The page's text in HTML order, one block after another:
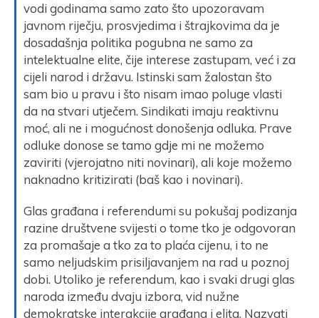
vodi godinama samo zato što upozoravam
javnom riječju, prosvjedima i štrajkovima da je
dosadašnja politika pogubna ne samo za
intelektualne elite, čije interese zastupam, već i za
cijeli narod i državu. Istinski sam žalostan što
sam bio u pravu i što nisam imao poluge vlasti
da na stvari utječem. Sindikati imaju reaktivnu
moć, ali ne i mogućnost donošenja odluka. Prave
odluke donose se tamo gdje mi ne možemo
zaviriti (vjerojatno niti novinari), ali koje možemo
naknadno kritizirati (baš kao i novinari).
Glas građana i referendumi su pokušaj podizanja
razine društvene svijesti o tome tko je odgovoran
za promašaje a tko za to plaća cijenu, i to ne
samo neljudskim prisiljavanjem na rad u poznoj
dobi. Utoliko je referendum, kao i svaki drugi glas
naroda između dvaju izbora, vid nužne
demokratske interakcije građana i elita. Nazvati